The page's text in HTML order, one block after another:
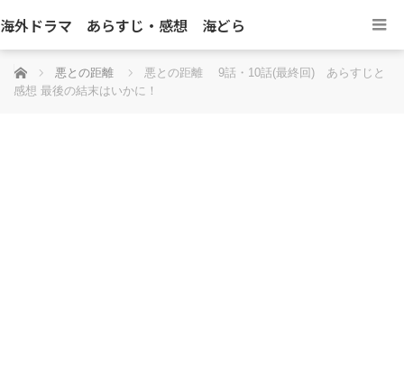
海外ドラマ あらすじ・感想 海どら
ホーム 悪との距離
悪との距離 9話・10話(最終回) あらすじと
感想 最後の結末はいかに！